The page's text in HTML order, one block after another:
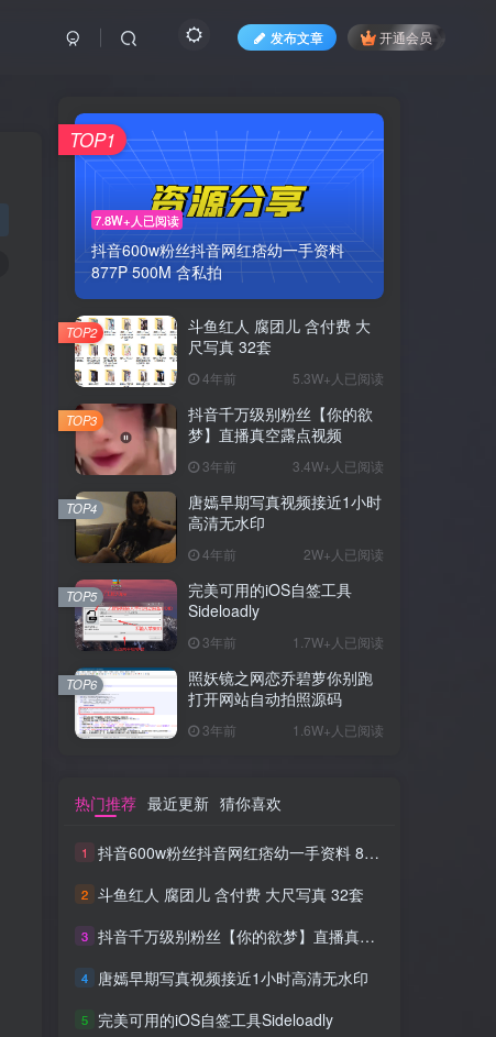
发布文章 开通会员
7.8W+人已阅读
抖音600w粉丝抖音网红痞幼一手资料
877P 500M 含私拍
TOP1
斗鱼红人 腐团儿 含付费 大
尺写真 32套
4年前 5.3W+人已阅读
TOP2
抖音千万级别粉丝【你的欲
梦】直播真空露点视频
3年前 3.4W+人已阅读
TOP3
唐嫣早期写真视频接近1小时
高清无水印
4年前 2W+人已阅读
TOP4
完美可用的iOS自签工具
Sideloadly
3年前 1.7W+人已阅读
TOP5
照妖镜之网恋乔碧萝你别跑
打开网站自动拍照源码
3年前 1.6W+人已阅读
TOP6
热门推荐 最近更新 猜你喜欢
1 抖音600w粉丝抖音网红痞幼一手资料 877P 500M 含私拍
2 斗鱼红人 腐团儿 含付费 大尺写真 32套
3 抖音千万级别粉丝【你的欲梦】直播真空露点视频
4 唐嫣早期写真视频接近1小时高清无水印
5 完美可用的iOS自签工具Sideloadly